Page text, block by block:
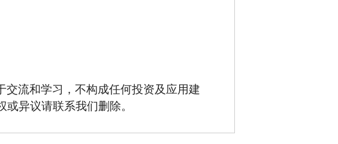
流和学习，不构成任何投资及应用建
异议请联系我们删除。